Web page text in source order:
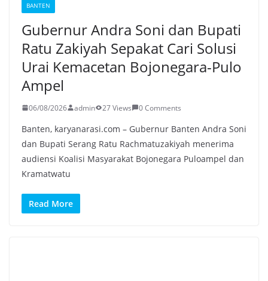
BANTEN
Gubernur Andra Soni dan Bupati
Ratu Zakiyah Sepakat Cari Solusi
Urai Kemacetan Bojonegara-Pulo
Ampel
06/08/2026 admin 27 Views 0 Comments
Banten, karyanarasi.com – Gubernur Banten Andra Soni
dan Bupati Serang Ratu Rachmatuzakiyah menerima
audiensi Koalisi Masyarakat Bojonegara Puloampel dan
Kramatwatu
Read More